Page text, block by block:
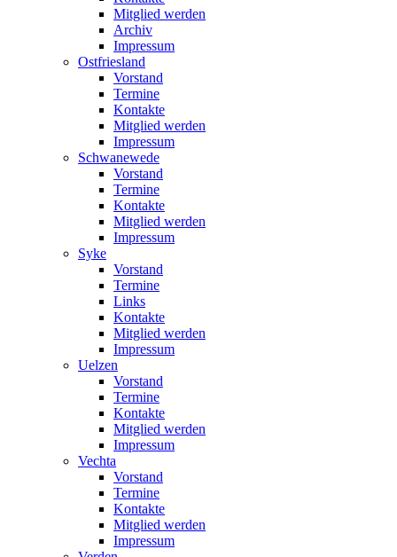
Mitglied werden
Archiv
Impressum
Ostfriesland
Vorstand
Termine
Kontakte
Mitglied werden
Impressum
Schwanewede
Vorstand
Termine
Kontakte
Mitglied werden
Impressum
Syke
Vorstand
Termine
Links
Kontakte
Mitglied werden
Impressum
Uelzen
Vorstand
Termine
Kontakte
Mitglied werden
Impressum
Vechta
Vorstand
Termine
Kontakte
Mitglied werden
Impressum